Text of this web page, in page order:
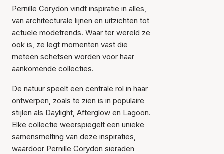
Pernille Corydon vindt inspiratie in alles,
van architecturale lijnen en uitzichten tot
actuele modetrends. Waar ter wereld ze
ook is, ze legt momenten vast die
meteen schetsen worden voor haar
aankomende collecties.
De natuur speelt een centrale rol in haar
ontwerpen, zoals te zien is in populaire
stijlen als Daylight, Afterglow en Lagoon.
Elke collectie weerspiegelt een unieke
samensmelting van deze inspiraties,
waardoor Pernille Corydon sieraden